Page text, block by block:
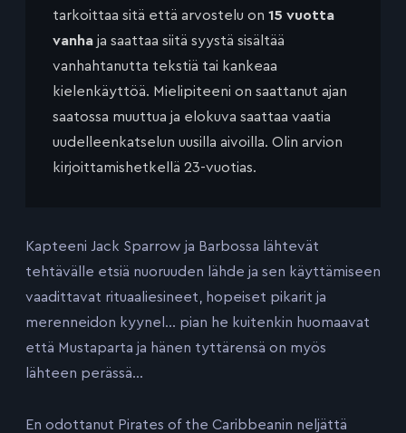
tarkoittaa sitä että arvostelu on 15 vuotta
vanha ja saattaa siitä syystä sisältää
vanhahtanutta tekstiä tai kankeaa
kielenkäyttöä. Mielipiteeni on saattanut ajan
saatossa muuttua ja elokuva saattaa vaatia
uudelleenkatselun uusilla aivoilla. Olin arvion
kirjoittamishetkellä 23-vuotias.
Kapteeni Jack Sparrow ja Barbossa lähtevät
tehtävälle etsiä nuoruuden lähde ja sen käyttämiseen
vaadittavat rituaaliesineet, hopeiset pikarit ja
merenneidon kyynel… pian he kuitenkin huomaavat
että Mustaparta ja hänen tyttärensä on myös
lähteen perässä…
En odottanut Pirates of the Caribbeanin neljättä